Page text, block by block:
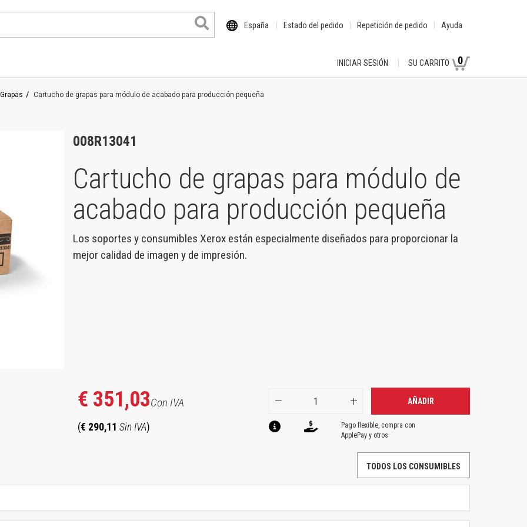
España Estado del pedido Repetición de pedido Ayuda
de gran formato
de trabajo
INICIAR SESIÓN SU CARRITO 0
Grapas Cartucho de grapas para módulo de acabado para producción pequeña
008R13041
Cartucho de grapas para módulo de
acabado para producción pequeña
Los soportes y consumibles Xerox están especialmente diseñados para proporcionar la
mejor calidad de imagen y de impresión.
€ 351,03Con IVA
(€ 290,11 Sin IVA)
AÑADIR
Pago flexible, compra con
ApplePay y otros
TODOS LOS CONSUMIBLES